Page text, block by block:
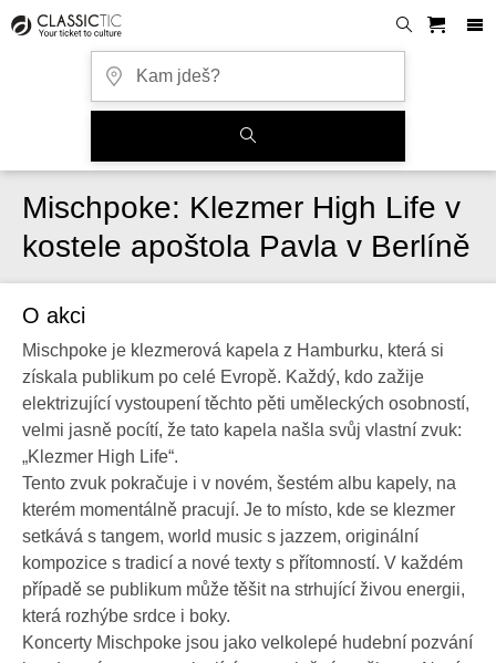
Mischpoke: Klezmer High Life v
kostele apoštola Pavla v Berlíně
O akci
Mischpoke je klezmerová kapela z Hamburku, která si
získala publikum po celé Evropě. Každý, kdo zažije
elektrizující vystoupení těchto pěti uměleckých osobností,
velmi jasně pocítí, že tato kapela našla svůj vlastní zvuk:
„Klezmer High Life“.
Tento zvuk pokračuje i v novém, šestém albu kapely, na
kterém momentálně pracují. Je to místo, kde se klezmer
setkává s tangem, world music s jazzem, originální
kompozice s tradicí a nové texty s přítomností. V každém
případě se publikum může těšit na strhující živou energii,
která rozhýbe srdce i boky.
Koncerty Mischpoke jsou jako velkolepé hudební pozvání